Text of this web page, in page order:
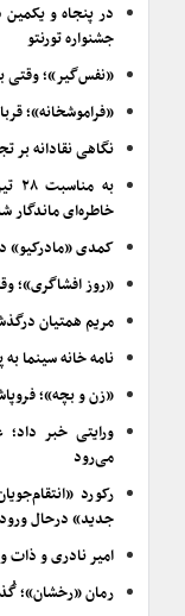
در پنجاه و
جشنواره تورنتو
«نفس‌گیر»؛ وقتی
«فراموشخانه»؛
نگاهی نقادانه بر
خاطره‌ای ماندگار
کمدی «مادرکیو»
«روز افشاگری»؛
مریم همتیان
نامه خانه سینما
«زن و بچه»؛
ورایتی خبر
می‌رود
رکورد
جدید» درحال
امیر نادری و ذات
رمان «رخشان»؛